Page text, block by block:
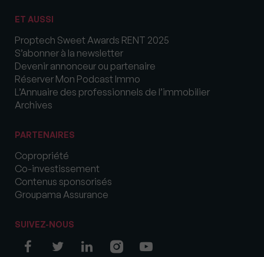
ET AUSSI
Proptech Sweet Awards RENT 2025
S’abonner à la newsletter
Devenir annonceur ou partenaire
Réserver Mon Podcast Immo
L’Annuaire des professionnels de l’immobilier
Archives
PARTENAIRES
Copropriété
Co-investissement
Contenus sponsorisés
Groupama Assurance
SUIVEZ-NOUS